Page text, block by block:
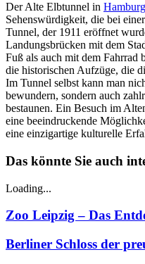
Der Alte Elbtunnel in Hamburg
Sehenswürdigkeit, die bei
Tunnel, der 1911 eröffnet
Landungsbrücken mit dem
Fuß als auch mit dem Fahrrad
die historischen Aufzüge, die
Im Tunnel selbst kann man
bewundern, sondern auch
bestaunen. Ein Besuch im
eine beeindruckende
eine einzigartige kulturelle
Das könnte Sie auch
Loading...
Zoo Leipzig – Das
Berliner Schloss der